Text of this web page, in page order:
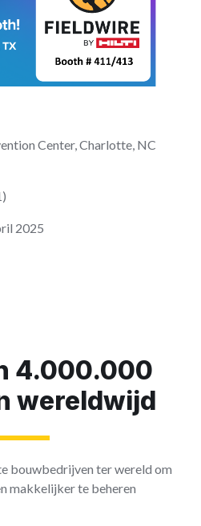
Center, Charlotte, NC
2025
4.000.000
wereldwijd
bouwbedrijven ter wereld om
makkelijker te beheren